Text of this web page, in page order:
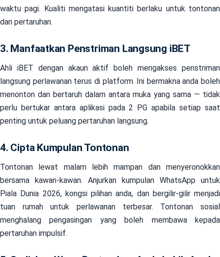
waktu pagi. Kualiti mengatasi kuantiti berlaku untuk tontonan
dan pertaruhan.
3. Manfaatkan Penstriman Langsung iBET
Ahli iBET dengan akaun aktif boleh mengakses penstriman
langsung perlawanan terus di platform. Ini bermakna anda boleh
menonton dan bertaruh dalam antara muka yang sama — tidak
perlu bertukar antara aplikasi pada 2 PG apabila setiap saat
penting untuk peluang pertaruhan langsung.
4. Cipta Kumpulan Tontonan
Tontonan lewat malam lebih mampan dan menyeronokkan
bersama kawan-kawan. Anjurkan kumpulan WhatsApp untuk
Piala Dunia 2026, kongsi pilihan anda, dan bergilir-gilir menjadi
tuan rumah untuk perlawanan terbesar. Tontonan sosial
menghalang pengasingan yang boleh membawa kepada
pertaruhan impulsif.